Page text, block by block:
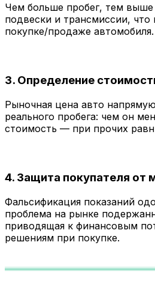
Чем больше пробег, тем выше
подвески и трансмиссии, что
покупке/продаже автомобиля.
3. Определение
Рыночная цена авто
реального пробега: чем он
стоимость — при прочих
4. Защита покупателя от
Фальсификация показаний
проблема на рынке
приводящая к финансовым
решениям при покупке.